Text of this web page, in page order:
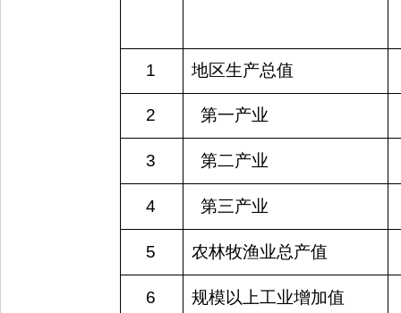
1 地区生产总值
2 第一产业
3 第二产业
4 第三产业
5 农林牧渔业总产值
6 规模以上工业增加值